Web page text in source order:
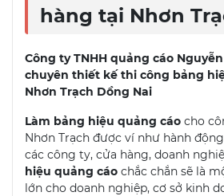
hàng tại Nhơn
Công ty TNHH quảng cáo
chuyên thiết kế thi công bảng
Nhơn Trạch Dồng Nai
Làm bảng hiệu quảng cáo cho
Nhơn Trạch được ví như hành
các công ty, cửa hàng, doanh
hiệu quảng cáo chắc chắn sẽ là
lớn cho doanh nghiệp, cơ sở kinh